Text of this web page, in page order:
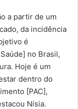
a partir de um
da incidência
é
no Brasil,
Hoje é um
dentro do
[PAC],
Nísia.